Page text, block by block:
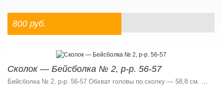
800 руб.
Сколок — Бейсболка № 2, р-р. 56-57
Бейсболка № 2, р-р. 56-57 Обхват головы по сколку — 58,8 см.